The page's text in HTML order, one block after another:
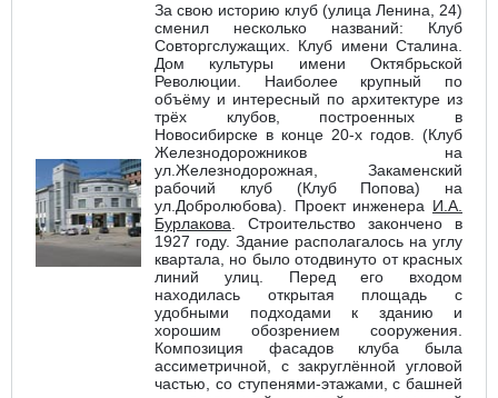
За свою историю клуб (улица Ленина, 24)
сменил несколько названий: Клуб
Совторгслужащих. Клуб имени Сталина.
Дом культуры имени Октябрьской
Революции. Наиболее крупный по
объёму и интересный по архитектуре из
трёх клубов, построенных в
Новосибирске в конце 20-х годов. (Клуб
Железнодорожников на
ул.Железнодорожная, Закаменский
рабочий клуб (Клуб Попова) на
ул.Добролюбова). Проект инженера И.А.
Бурлакова . Строительство закончено в
1927 году. Здание располагалось на углу
квартала, но было отодвинуто от красных
линий улиц. Перед его входом
находилась открытая площадь с
удобными подходами к зданию и
хорошим обозрением сооружения.
Композиция фасадов клуба была
ассиметричной, с закруглённой угловой
частью, со ступенями-этажами, с башней